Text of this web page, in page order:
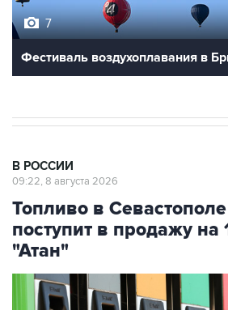
7
Фестиваль воздухоплавания в
В РОССИИ
09:22, 8 августа 2026
Топливо в Севастополе
поступит в продажу на
"Атан"